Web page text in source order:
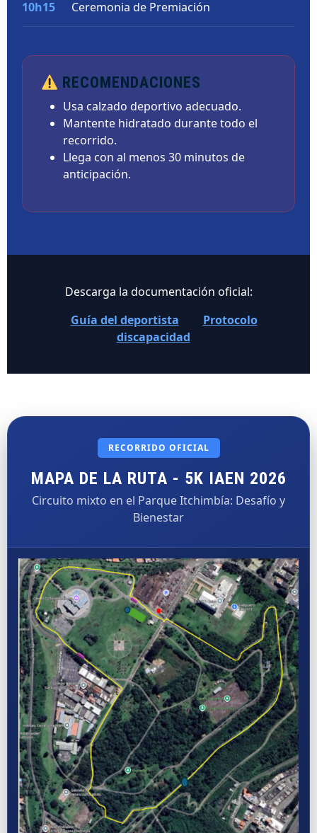
10h15 Ceremonia de Premiación
RECOMENDACIONES
Usa calzado deportivo adecuado.
Mantente hidratado durante todo el
recorrido.
Llega con al menos 30 minutos de
anticipación.
Descarga la documentación oficial:
Guía del deportista
Protocolo
discapacidad
RECORRIDO OFICIAL
MAPA DE LA RUTA - 5K IAEN 2026
Circuito mixto en el Parque Itchimbía: Desafío y
Bienestar